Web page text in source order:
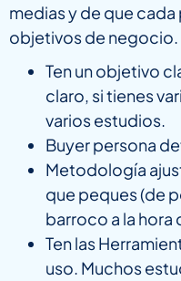
medias y de que
objetivos de negocio.
Ten un objetivo
claro, si tienes
varios estudios.
Buyer persona
Metodología
que peques (de
barroco a la
Ten las
uso. Muchos